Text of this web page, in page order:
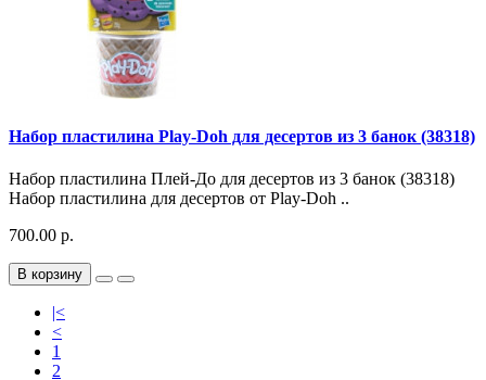
Набор пластилина Play-Doh для десертов из 3 банок (38318)
Набор пластилина Плей-До для десертов из 3 банок (38318)
Набор пластилина для десертов от Play-Doh ..
700.00 р.
В корзину
|<
<
1
2